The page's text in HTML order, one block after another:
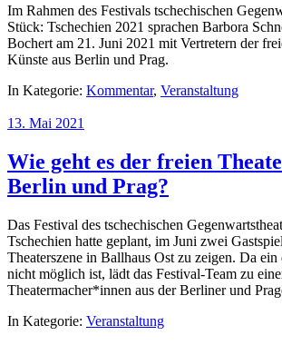
Im Rahmen des Festivals tschechischen
Stück: Tschechien 2021 sprachen Barbora
Bochert am 21. Juni 2021 mit Vertretern der
Künste aus Berlin und Prag.
In Kategorie: Kommentar, Veranstaltung
13. Mai 2021
Wie geht es der freien
Berlin und Prag?
Das Festival des tschechischen
Tschechien hatte geplant, im Juni zwei
Theaterszene in Ballhaus Ost zu zeigen. Da ein
nicht möglich ist, lädt das Festival-Team zu
Theatermacher*innen aus der Berliner und
In Kategorie: Veranstaltung